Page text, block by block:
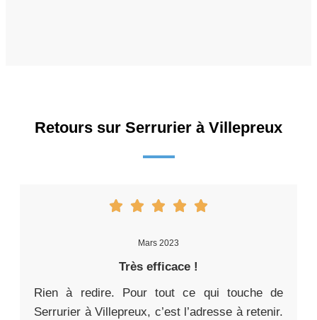
Retours sur Serrurier à Villepreux
Mars 2023
Très efficace !
Rien à redire. Pour tout ce qui touche de
Serrurier à Villepreux, c’est l’adresse à retenir.